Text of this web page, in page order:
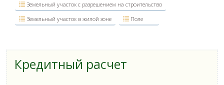
Земельный участок с разрешением на строительство
Земельный участок в жилой зоне
Поле
Кредитный расчет